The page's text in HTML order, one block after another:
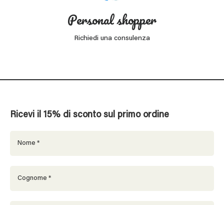
Personal shopper
Richiedi una consulenza
Ricevi il 15% di sconto sul primo ordine